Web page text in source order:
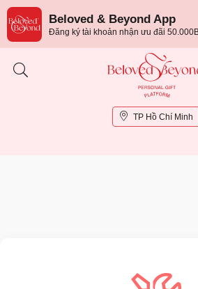
Beloved & Beyond App
Đăng ký tài khoản nhận ưu đãi
TP Hồ Chí Minh